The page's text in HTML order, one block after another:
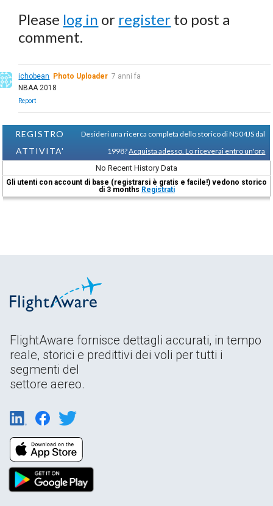
Please log in or register to post a
comment.
ichobean Photo Uploader 7 anni fa
NBAA 2018
Report
REGISTRO
ATTIVITA'
Desideri una ricerca completa dello storico di N504JS dal
1998?Acquista adesso. Lo riceverai entro un'ora
No Recent History Data
Gli utenti con account di base (registrarsi è gratis e facile!) vedono storico
di 3 months Registrati
FlightAware fornisce dettagli accurati, in tempo
reale, storici e predittivi dei voli per tutti i
segmenti del
settore aereo.